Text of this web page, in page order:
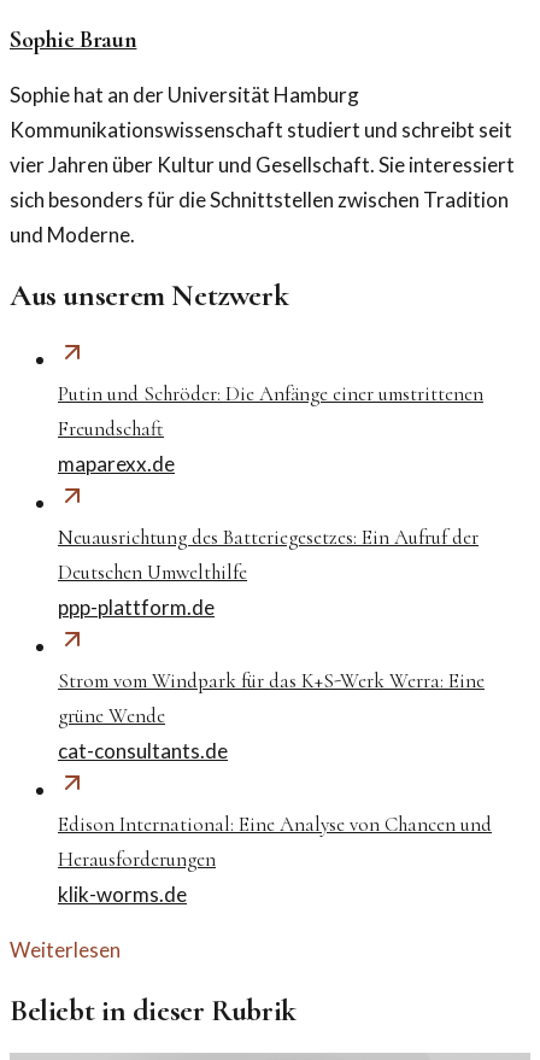
Sophie Braun
Sophie hat an der Universität Hamburg
Kommunikationswissenschaft studiert und schreibt seit
vier Jahren über Kultur und Gesellschaft. Sie interessiert
sich besonders für die Schnittstellen zwischen Tradition
und Moderne.
Aus unserem Netzwerk
Putin und Schröder: Die Anfänge einer umstrittenen
Freundschaft
maparexx.de
Neuausrichtung des Batteriegesetzes: Ein Aufruf der
Deutschen Umwelthilfe
ppp-plattform.de
Strom vom Windpark für das K+S-Werk Werra: Eine
grüne Wende
cat-consultants.de
Edison International: Eine Analyse von Chancen und
Herausforderungen
klik-worms.de
Weiterlesen
Beliebt in dieser Rubrik